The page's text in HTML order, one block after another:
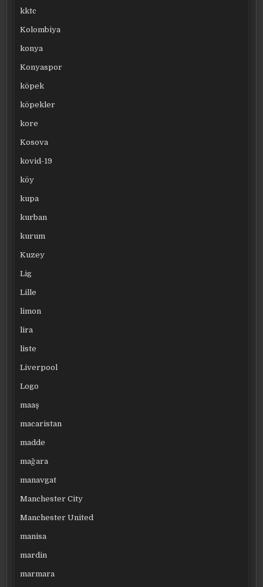
kktc
Kolombiya
konya
Konyaspor
köpek
köpekler
kore
Kosova
kovid-19
köy
kupa
kurban
kurum
Kuzey
Lig
Lille
limon
lira
liste
Liverpool
Logo
maaş
macaristan
madde
mağara
manavgat
Manchester City
Manchester United
manisa
mardin
marmara